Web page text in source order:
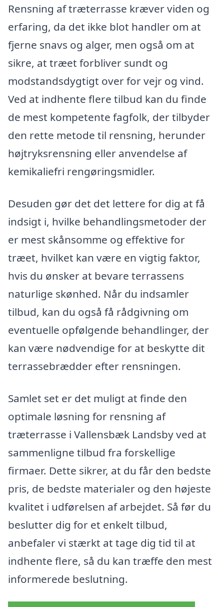
Rensning af træterrasse kræver viden og
erfaring, da det ikke blot handler om at
fjerne snavs og alger, men også om at
sikre, at træet forbliver sundt og
modstandsdygtigt over for vejr og vind.
Ved at indhente flere tilbud kan du finde
de mest kompetente fagfolk, der tilbyder
den rette metode til rensning, herunder
højtryksrensning eller anvendelse af
kemikaliefri rengøringsmidler.
Desuden gør det det lettere for dig at få
indsigt i, hvilke behandlingsmetoder der
er mest skånsomme og effektive for
træet, hvilket kan være en vigtig faktor,
hvis du ønsker at bevare terrassens
naturlige skønhed. Når du indsamler
tilbud, kan du også få rådgivning om
eventuelle opfølgende behandlinger, der
kan være nødvendige for at beskytte dit
terrassebrædder efter rensningen.
Samlet set er det muligt at finde den
optimale løsning for rensning af
træterrasse i Vallensbæk Landsby ved at
sammenligne tilbud fra forskellige
firmaer. Dette sikrer, at du får den bedste
pris, de bedste materialer og den højeste
kvalitet i udførelsen af arbejdet. Så før du
beslutter dig for et enkelt tilbud,
anbefaler vi stærkt at tage dig tid til at
indhente flere, så du kan træffe den mest
informerede beslutning.